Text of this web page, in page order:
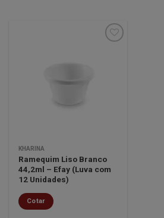
KHARINA
Ramequim Liso Branco
44,2ml – Efay (Luva com
12 Unidades)
Cotar